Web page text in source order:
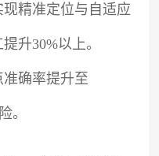
精准定位与自适应
升30%以上。
确率提升至
。